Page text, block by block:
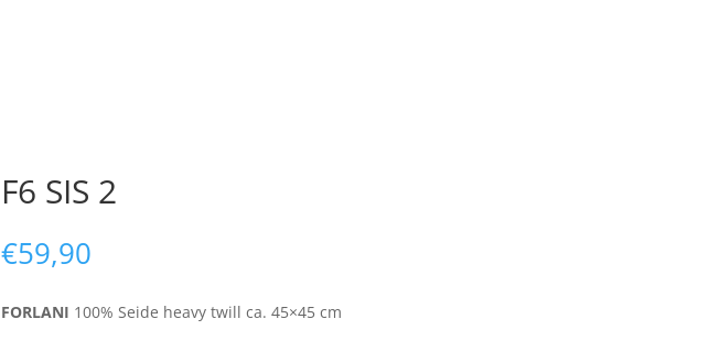
F6 SIS 2
€59,90
FORLANI 100% Seide heavy twill ca. 45×45 cm